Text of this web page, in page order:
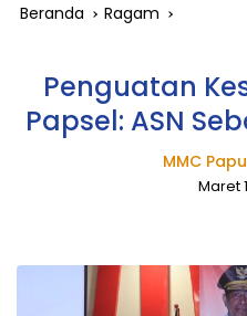
Beranda Ragam
Penguatan
Papsel: ASN
MMC
Maret